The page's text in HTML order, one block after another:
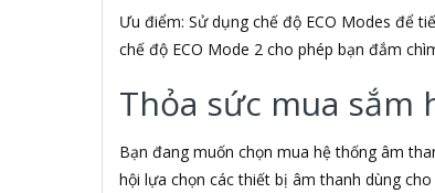
AMAZON
AmazonBasics
AMD
Ami
Amkov
AMP
AMPE
Ưu điểm: Sử dụng chế độ ECO Modes để
chế độ ECO Mode 2 cho phép bạn đắm
Thỏa sức mua
Bạn đang muốn chọn mua hệ thống âm
hội lựa chọn các thiết bị âm thanh dùng